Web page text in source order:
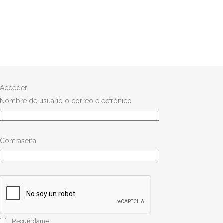
Acceder
Nombre de usuario o correo electrónico
Contraseña
Recuérdame